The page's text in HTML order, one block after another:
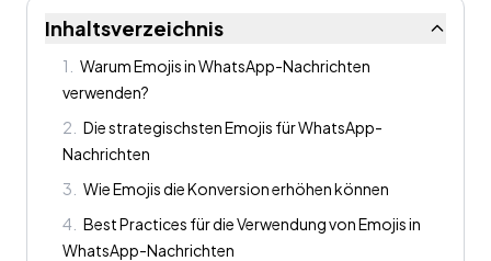
Inhaltsverzeichnis
1
Warum Emojis in WhatsApp-Nachrichten
verwenden?
2
Die strategischsten Emojis für WhatsApp-
Nachrichten
3
Wie Emojis die Konversion erhöhen können
4
Best Practices für die Verwendung von Emojis in
WhatsApp-Nachrichten